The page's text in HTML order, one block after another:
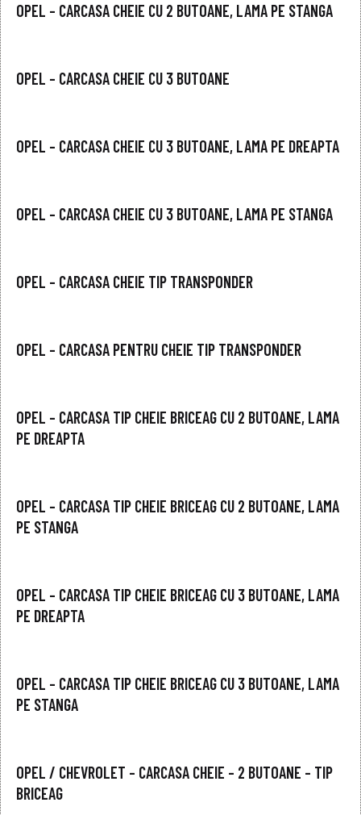
OPEL – CARCASA CHEIE CU 2 BUTOANE, LAMA PE STANGA
OPEL – CARCASA CHEIE CU 3 BUTOANE
OPEL – CARCASA CHEIE CU 3 BUTOANE, LAMA PE DREAPTA
OPEL – CARCASA CHEIE CU 3 BUTOANE, LAMA PE STANGA
OPEL – CARCASA CHEIE TIP TRANSPONDER
OPEL – CARCASA PENTRU CHEIE TIP TRANSPONDER
OPEL – CARCASA TIP CHEIE BRICEAG CU 2 BUTOANE, LAMA
PE DREAPTA
OPEL – CARCASA TIP CHEIE BRICEAG CU 2 BUTOANE, LAMA
PE STANGA
OPEL – CARCASA TIP CHEIE BRICEAG CU 3 BUTOANE, LAMA
PE DREAPTA
OPEL – CARCASA TIP CHEIE BRICEAG CU 3 BUTOANE, LAMA
PE STANGA
OPEL / CHEVROLET – CARCASA CHEIE – 2 BUTOANE – TIP
BRICEAG